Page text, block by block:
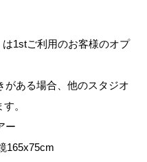
1stご利用のお客様のオプ
がある場合、他のスタジオ
。
ー
165x75cm